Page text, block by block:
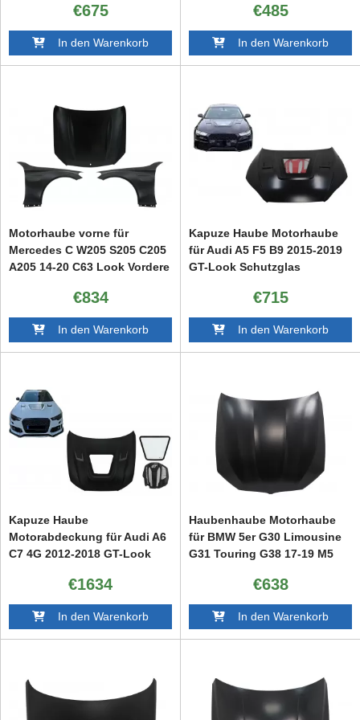
€675
In den Warenkorb
€485
In den Warenkorb
Motorhaube vorne für
Mercedes C W205 S205 C205
A205 14-20 C63 Look Vordere
€834
In den Warenkorb
Kapuze Haube Motorhaube
für Audi A5 F5 B9 2015-2019
GT-Look Schutzglas
€715
In den Warenkorb
Kapuze Haube
Motorabdeckung für Audi A6
C7 4G 2012-2018 GT-Look
€1634
In den Warenkorb
Haubenhaube Motorhaube
für BMW 5er G30 Limousine
G31 Touring G38 17-19 M5
€638
In den Warenkorb